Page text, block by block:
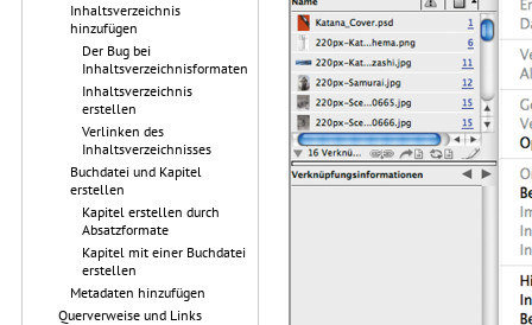
Inhaltsverzeichnis
hinzufügen
Der Bug bei
Inhaltsverzeichnisformaten
Inhaltsverzeichnis
erstellen
Verlinken des
Inhaltsverzeichnisses
Buchdatei und Kapitel
erstellen
Kapitel erstellen durch
Absatzformate
Kapitel mit einer Buchdatei
erstellen
Metadaten hinzufügen
Querverweise und Links